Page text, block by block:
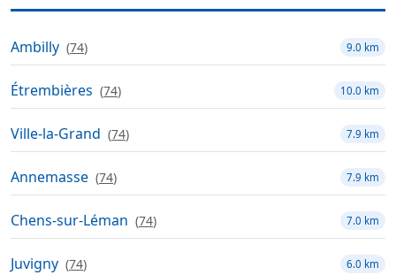
Ambilly (74) 9.0 km
Étrembières (74) 10.0 km
Ville-la-Grand (74) 7.9 km
Annemasse (74) 7.9 km
Chens-sur-Léman (74) 7.0 km
Juvigny (74) 6.0 km